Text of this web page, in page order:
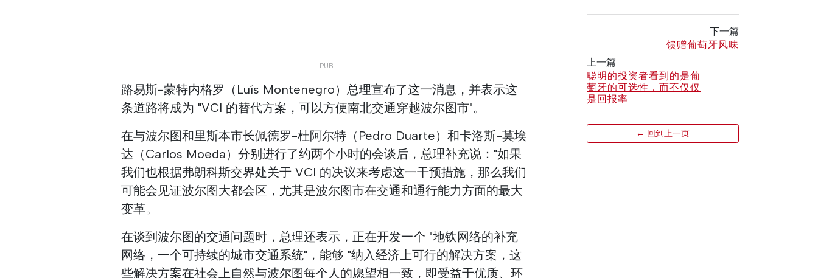
路易斯-蒙特内格罗（Luís Montenegro）总理宣布了这一消息，并表示这
条道路将成为 "VCI 的替代方案，可以方便南北交通穿越波尔图市"。
在与波尔图和里斯本市长佩德罗-杜阿尔特（Pedro Duarte）和卡洛斯-莫埃
达（Carlos Moeda）分别进行了约两个小时的会谈后，总理补充说："如果
我们也根据弗朗科斯交界处关于 VCI 的决议来考虑这一干预措施，那么我们
可能会见证波尔图大都会区，尤其是波尔图市在交通和通行能力方面的最大
变革。
在谈到波尔图的交通问题时，总理还表示，正在开发一个 "地铁网络的补充
网络，一个可持续的城市交通系统"，能够 "纳入经济上可行的解决方案，这
些解决方案在社会上自然与波尔图每个人的愿望相一致，即受益于优质、环
下一篇
馈赠葡萄牙风味
上一篇
聪明的投资者看到的是葡
萄牙的可选性，而不仅仅
是回报率
← 回到上一页